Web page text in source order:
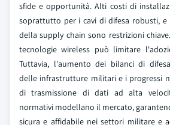
sfide e opportunità. Alti costi di
soprattutto per i cavi di difesa robusti,
della supply chain sono restrizioni
tecnologie wireless può limitare
Tuttavia, l'aumento dei bilanci di
delle infrastrutture militari e i progressi
di trasmissione di dati ad alta
normativi modellano il mercato,
sicura e affidabile nei settori militare e